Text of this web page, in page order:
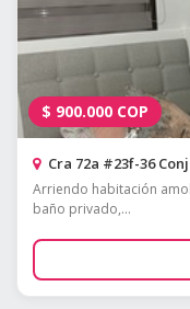
$ 900.000 COP
Cra 72a #23f-36
Arriendo habitación
baño privado,...